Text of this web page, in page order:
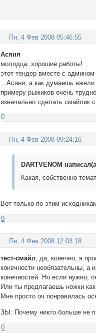
Пн, 4 Фев 2008 05:46:55
Асяня
молодца, хорошие работы!
этот тендер вместе с
...Асяня, а как думаешь ежели
примеру рыжиков очень
изначально сделать смайлик
0
Пн, 4 Фев 2008 09:24:16
DARTVENOM
Какая, собственно
Вот только по этим
0
Пн, 4 Фев 2008 12:03:18
тест-смайл, да, конечно, я
конечности необязательны, а
конечностей. Но если нужно,
Или ты предлагаешь ножки
Мне просто оч понравилась
ЗЫ: Почему никто больше не
0